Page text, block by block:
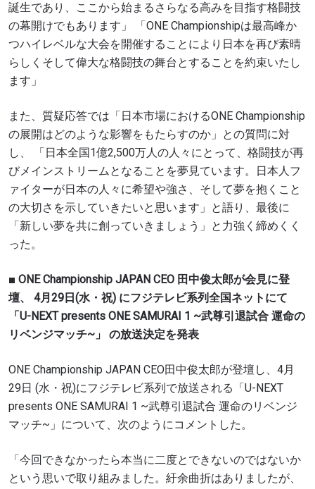
誕生であり、ここから始まるさらなる高みを目指す格闘技
の幕開けでもあります」 「ONE Championshipは最高峰か
つハイレベルな大会を開催することにより日本を再び素晴
らしくそして偉大な格闘技の舞台とすることを約束いたし
ます」
また、質疑応答では「日本市場におけるONE Championship
の展開はどのような影響をもたらすのか」との質問に対
し、 「日本全国1億2,500万人の人々にとって、格闘技が再
びメインストリームとなることを夢見ています。日本人フ
ァイターが日本の人々に希望や強さ、そして夢を抱くこと
の大切さを示していきたいと思います」と語り、最後に
「新しい夢を共に創っていきましょう」と力強く締めくく
った。
■ ONE Championship JAPAN CEO 田中俊太郎が会見に登
壇、 4月29日(水・祝) にフジテレビ系列全国ネットにて
「U-NEXT presents ONE SAMURAI 1 ~武尊引退試合 運命の
リベンジマッチ~」 の放送決定を発表
ONE Championship JAPAN CEO田中俊太郎が登壇し、4月
29日 (水・祝)にフジテレビ系列で放送される「U-NEXT
presents ONE SAMURAI 1 ~武尊引退試合 運命のリベンジ
マッチ~」について、次のようにコメントした。
「今回できなかったら本当に二度とできないのではないか
という思いで取り組みました。紆余曲折はありましたが、